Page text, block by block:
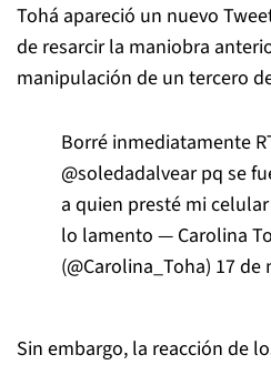
Tohá apareció un nuevo
de resarcir la maniobra
manipulación de un tercero
Borré inmediatamente
@soledadalvearpq se
a quien presté mi
lo lamento — Carolina
(@Carolina_Toha) 17 de
Sin embargo, la reacción de